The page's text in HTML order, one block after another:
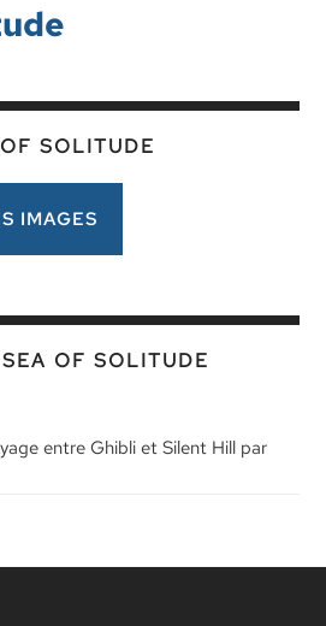
SOLITUDE
IMAGES
OF SOLITUDE
entre Ghibli et Silent Hill par